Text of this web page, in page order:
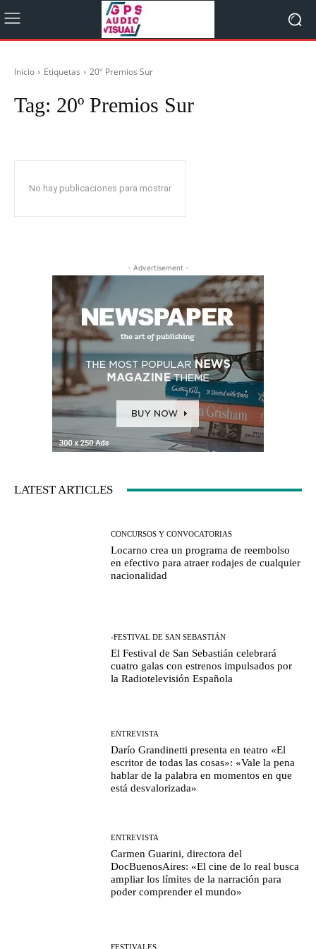
Inicio Etiquetas 20º Premios Sur
Tag: 20º Premios Sur
No hay publicaciones para mostrar
- Advertisement -
LATEST ARTICLES
CONCURSOS Y CONVOCATORIAS
Locarno crea un programa de reembolso
en efectivo para atraer rodajes de cualquier
nacionalidad
-FESTIVAL DE SAN SEBASTIÁN
El Festival de San Sebastián celebrará
cuatro galas con estrenos impulsados por
la Radiotelevisión Española
ENTREVISTA
Darío Grandinetti presenta en teatro «El
escritor de todas las cosas»: «Vale la pena
hablar de la palabra en momentos en que
está desvalorizada»
ENTREVISTA
Carmen Guarini, directora del
DocBuenosAires: «El cine de lo real busca
ampliar los límites de la narración para
poder comprender el mundo»
FESTIVALES